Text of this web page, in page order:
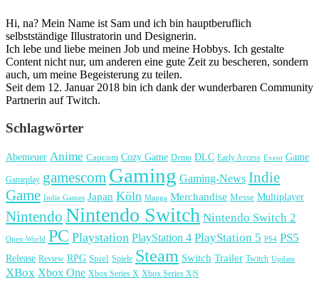
Hi, na? Mein Name ist Sam und ich bin hauptberuflich
selbstständige Illustratorin und Designerin.
Ich lebe und liebe meinen Job und meine Hobbys. Ich gestalte
Content nicht nur, um anderen eine gute Zeit zu bescheren, sondern
auch, um meine Begeisterung zu teilen.
Seit dem 12. Januar 2018 bin ich dank der wunderbaren Community
Partnerin auf Twitch.
Schlagwörter
Abenteuer Anime Capcom Cozy Game Demo DLC Early Access Event Game
Gameplay gamescom Gaming Gaming-News Indie
Game Indie Games Japan Köln Manga Merchandise Messe Multiplayer
Nintendo Nintendo Switch Nintendo Switch 2
Open World PC Playstation PlayStation 4 PlayStation 5 PS4 PS5
Release Review RPG Spiel Spiele Steam Switch Trailer Twitch Update
XBox Xbox One Xbox Series X Xbox Series X|S